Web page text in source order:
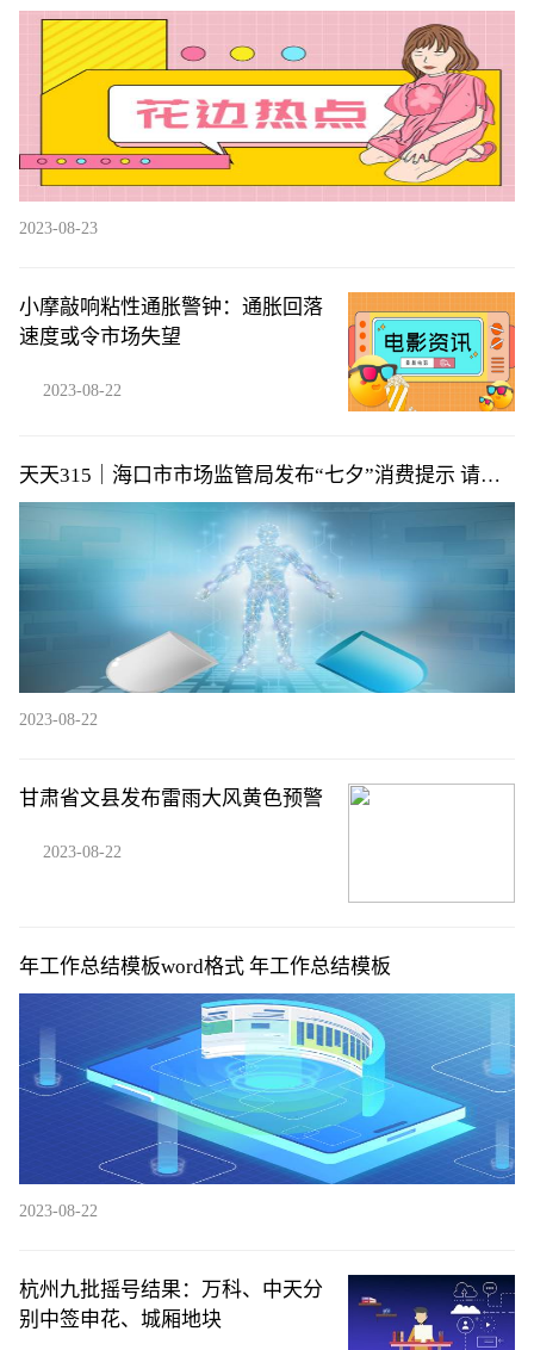
尚未归队
2023-08-23
小摩敲响粘性通胀警钟：通胀回落
速度或令市场失望
2023-08-22
天天315｜海口市市场监管局发布“七夕”消费提示 请绕
开这些甜蜜消费陷阱→
2023-08-22
甘肃省文县发布雷雨大风黄色预警
2023-08-22
年工作总结模板word格式 年工作总结模板
2023-08-22
杭州九批摇号结果：万科、中天分
别中签申花、城厢地块